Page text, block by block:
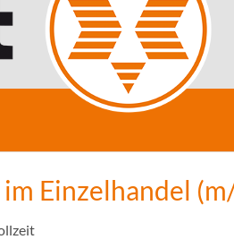
Einzelhandel